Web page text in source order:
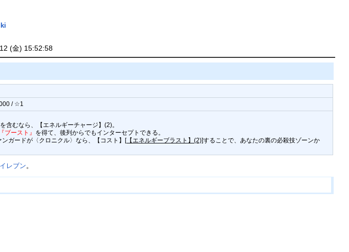
(金) 15:52:58
/ ☆1
含むなら、【エネルギーチャージ】(2)。
『ブースト』 を得て、後列からでもインターセプトできる。
ガードが〈クロニクル〉なら、【コスト】[【エネルギーブラスト】(2)]することで、あなたの裏の必殺技ゾーンか
レブン。